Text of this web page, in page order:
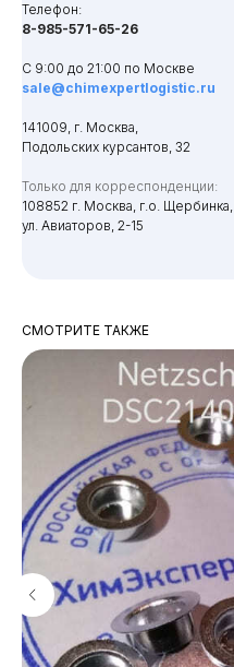
Телефон:
8-985-571-65-26
С 9:00 до 21:00 по Москве
sale@chimexpertlogistic.ru
141009, г. Москва,
Подольских курсантов, 32
Только для корреспонденции:
108852 г. Москва, г.о. Щербинка,
ул. Авиаторов, 2-15
СМОТРИТЕ ТАКЖЕ